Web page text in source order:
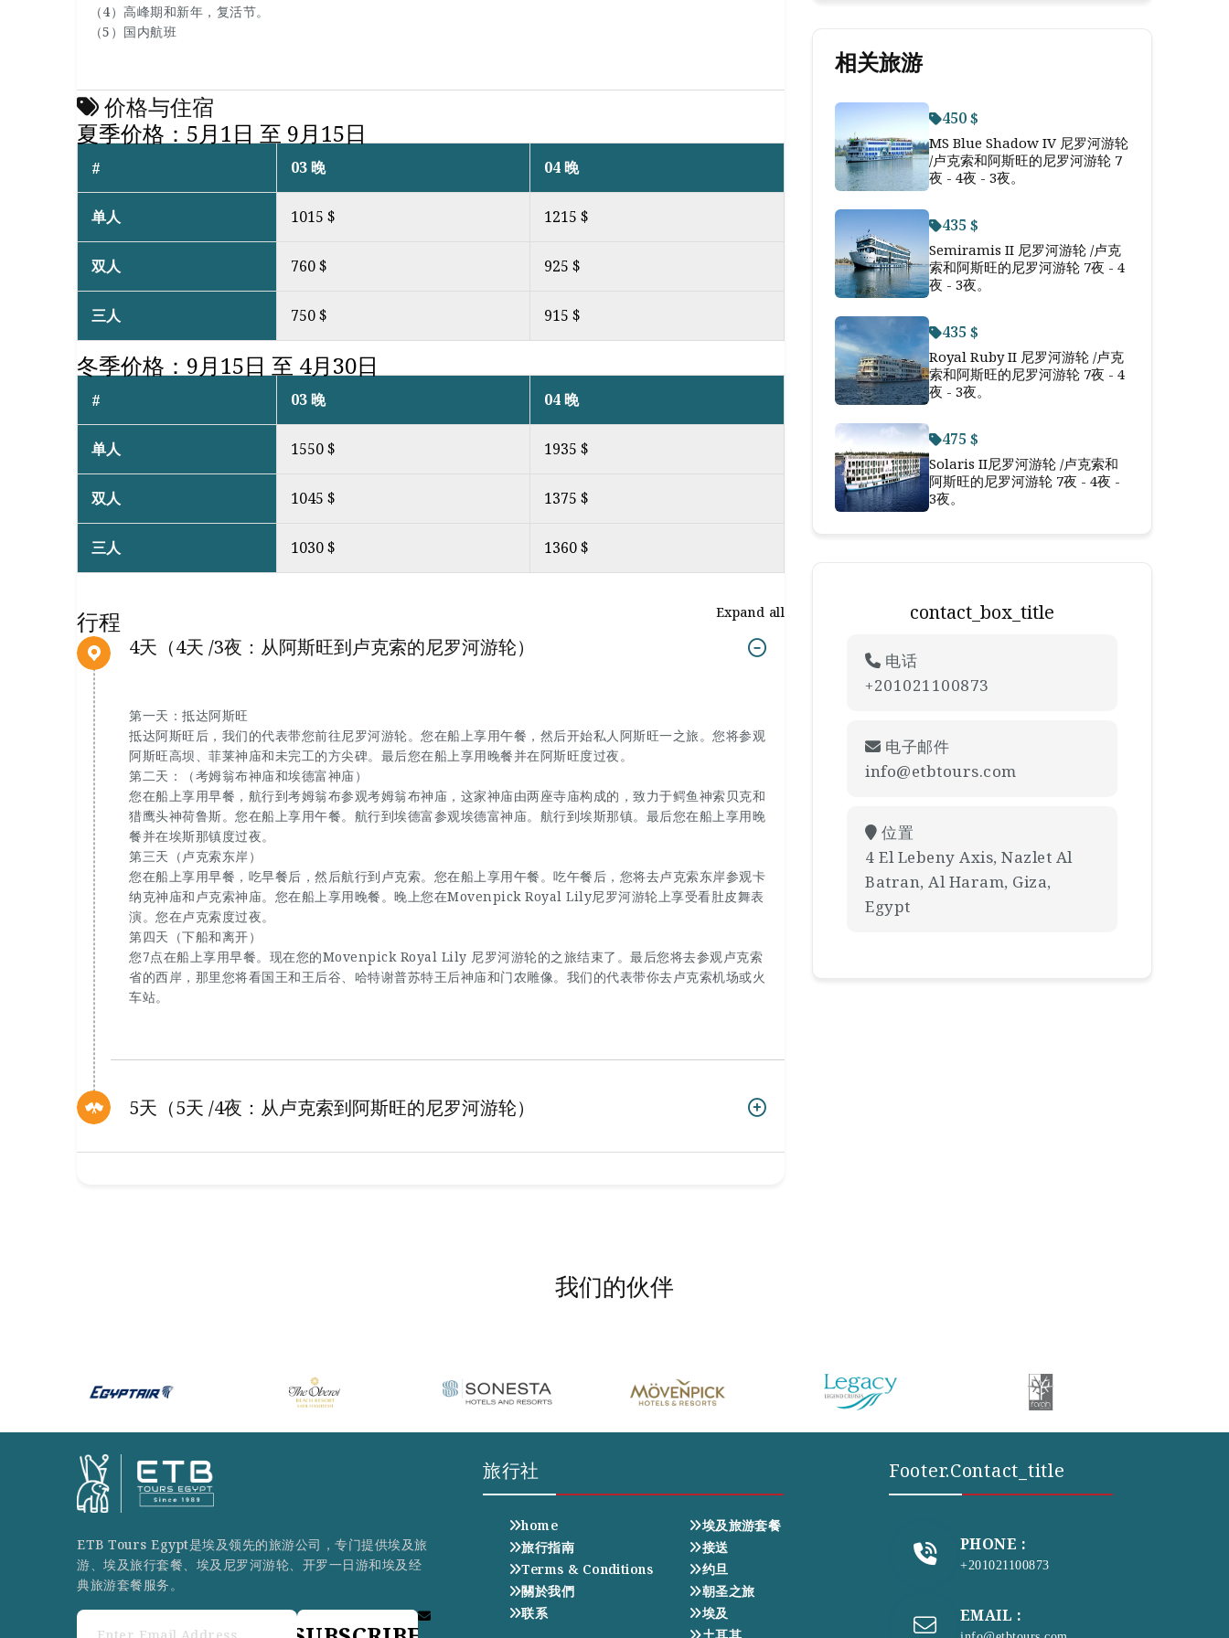
（4）高峰期和新年，复活节。
（5）国内航班
价格与住宿
夏季价格：5月1日 至 9月15日
# 03 晚 04 晚
单人 1015 $ 1215 $
双人 760 $ 925 $
三人 750 $ 915 $
冬季价格：9月15日 至 4月30日
# 03 晚 04 晚
单人 1550 $ 1935 $
双人 1045 $ 1375 $
三人 1030 $ 1360 $
行程 Expand all
4天（4天 /3夜：从阿斯旺到卢克索的尼罗河游轮）
第一天：抵达阿斯旺
抵达阿斯旺后，我们的代表带您前往尼罗河游轮。您在船上享用午餐，然后开始私人阿斯旺一之旅。您将参观
阿斯旺高坝、菲莱神庙和未完工的方尖碑。最后您在船上享用晚餐并在阿斯旺度过夜。
第二天：（考姆翁布神庙和埃德富神庙）
您在船上享用早餐，航行到考姆翁布参观考姆翁布神庙，这家神庙由两座寺庙构成的，致力于鳄鱼神索贝克和
猎鹰头神荷鲁斯。您在船上享用午餐。航行到埃德富参观埃德富神庙。航行到埃斯那镇。最后您在船上享用晚
餐并在埃斯那镇度过夜。
第三天（卢克索东岸）
您在船上享用早餐，吃早餐后，然后航行到卢克索。您在船上享用午餐。吃午餐后，您将去卢克索东岸参观卡
纳克神庙和卢克索神庙。您在船上享用晚餐。晚上您在Movenpick Royal Lily尼罗河游轮上享受看肚皮舞表
演。您在卢克索度过夜。
第四天（下船和离开）
您7点在船上享用早餐。现在您的Movenpick Royal Lily 尼罗河游轮的之旅结束了。最后您将去参观卢克索
省的西岸，那里您将看国王和王后谷、哈特谢普苏特王后神庙和门农雕像。我们的代表带你去卢克索机场或火
车站。
5天（5天 /4夜：从卢克索到阿斯旺的尼罗河游轮）
相关旅游
450 $
MS Blue Shadow IV 尼罗河游轮
/卢克索和阿斯旺的尼罗河游轮 7
夜 - 4夜 - 3夜。
435 $
Semiramis II 尼罗河游轮 /卢克
索和阿斯旺的尼罗河游轮 7夜 - 4
夜 - 3夜。
435 $
Royal Ruby II 尼罗河游轮 /卢克
索和阿斯旺的尼罗河游轮 7夜 - 4
夜 - 3夜。
475 $
Solaris II尼罗河游轮 /卢克索和
阿斯旺的尼罗河游轮 7夜 - 4夜 -
3夜。
contact_box_title
电话
+201021100873
电子邮件
info@etbtours.com
位置
4 El Lebeny Axis, Nazlet Al
Batran, Al Haram, Giza,
Egypt
我们的伙伴
ETB Tours Egypt是埃及领先的旅游公司，专门提供埃及旅
游、埃及旅行套餐、埃及尼罗河游轮、开罗一日游和埃及经
典旅游套餐服务。
旅行社
home
旅行指南
Terms & Conditions
關於我們
联系
埃及旅游套餐
接送
约旦
朝圣之旅
埃及
Footer.contact_title
PHONE :
+201021100873
EMAIL :